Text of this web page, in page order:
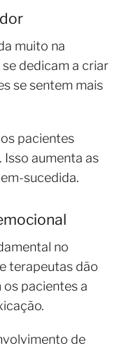
muito na
dedicam a criar
se sentem mais
pacientes
aumenta as
sucedida.
no
terapeutas dão
pacientes a
de